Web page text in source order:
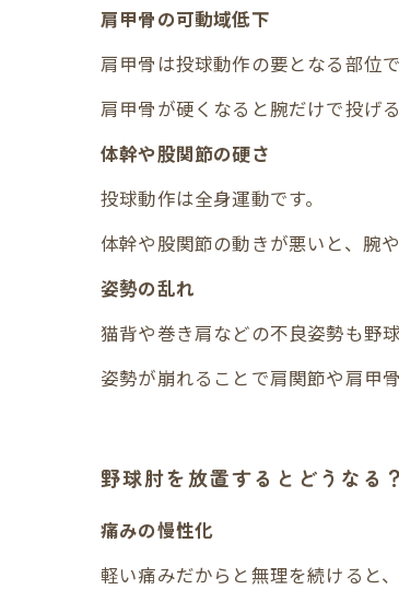
肩甲骨の可動域低下
肩甲骨は投球動作の要となる部位で
肩甲骨が硬くなると腕だけで投げ
体幹や股関節の硬さ
投球動作は全身運動です。
体幹や股関節の動きが悪いと、腕
姿勢の乱れ
猫背や巻き肩などの不良姿勢も野
姿勢が崩れることで肩関節や肩甲
野球肘を放置するとどうなる？
痛みの慢性化
軽い痛みだからと無理を続けると